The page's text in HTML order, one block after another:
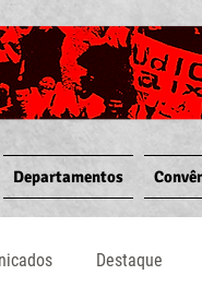
Departamentos
Destaque